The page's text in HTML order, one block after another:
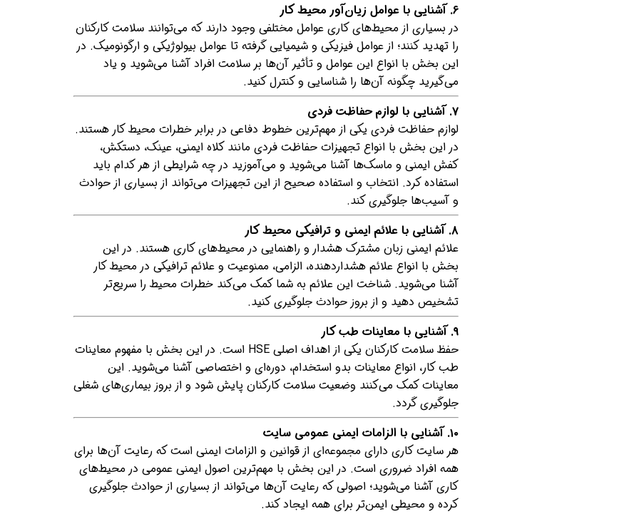
۶. آشنایی با عوامل زیان‌آور محیط کار
در بسیاری از محیط‌های کاری عوامل مختلفی وجود دارند که می‌توانند سلامت کارکنان
را تهدید کنند؛ از عوامل فیزیکی و شیمیایی گرفته تا عوامل بیولوژیکی و ارگونومیک. در
این بخش با انواع این عوامل و تأثیر آن‌ها بر سلامت افراد آشنا می‌شوید و یاد
می‌گیرید چگونه آن‌ها را شناسایی و کنترل کنید.
۷. آشنایی با لوازم حفاظت فردی
لوازم حفاظت فردی یکی از مهم‌ترین خطوط دفاعی در برابر خطرات محیط کار هستند.
در این بخش با انواع تجهیزات حفاظت فردی مانند کلاه ایمنی، عینک، دستکش،
کفش ایمنی و ماسک‌ها آشنا می‌شوید و می‌آموزید در چه شرایطی از هر کدام باید
استفاده کرد. انتخاب و استفاده صحیح از این تجهیزات می‌تواند از بسیاری از حوادث
و آسیب‌ها جلوگیری کند.
۸. آشنایی با علائم ایمنی و ترافیکی محیط کار
علائم ایمنی زبان مشترک هشدار و راهنمایی در محیط‌های کاری هستند. در این
بخش با انواع علائم هشداردهنده، الزامی، ممنوعیت و علائم ترافیکی در محیط کار
آشنا می‌شوید. شناخت این علائم به شما کمک می‌کند خطرات محیط را سریع‌تر
تشخیص دهید و از بروز حوادث جلوگیری کنید.
۹. آشنایی با معاینات طب کار
حفظ سلامت کارکنان یکی از اهداف اصلی HSE است. در این بخش با مفهوم معاینات
طب کار، انواع معاینات بدو استخدام، دوره‌ای و اختصاصی آشنا می‌شوید. این
معاینات کمک می‌کنند وضعیت سلامت کارکنان پایش شود و از بروز بیماری‌های شغلی
جلوگیری گردد.
۱۰. آشنایی با الزامات ایمنی عمومی سایت
هر سایت کاری دارای مجموعه‌ای از قوانین و الزامات ایمنی است که رعایت آن‌ها برای
همه افراد ضروری است. در این بخش با مهم‌ترین اصول ایمنی عمومی در محیط‌های
کاری آشنا می‌شوید؛ اصولی که رعایت آن‌ها می‌تواند از بسیاری از حوادث جلوگیری
کرده و محیطی ایمن‌تر برای همه ایجاد کند.